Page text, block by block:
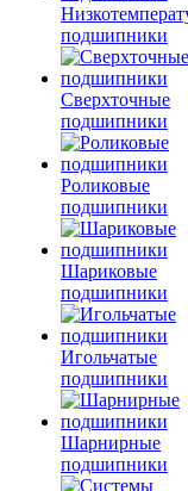
подшипники
Сверхточные
подшипники
Роликовые
подшипники
Шариковые
подшипники
Игольчатые
подшипники
Шарнирные
подшипники